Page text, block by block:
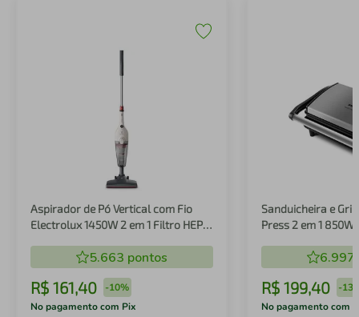
Aspirador de Pó Vertical com Fio
Electrolux 1450W 2 em 1 Filtro HEPA
5.663 pontos
R$ 161,40 -10%
No pagamento com Pix
Sanduicheira e
Press 2 em 1 850W
6.997
R$ 199,40 -
No pagamento com